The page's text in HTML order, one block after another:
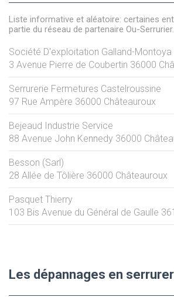
Liste informative et aléatoire: certaines
partie du réseau de partenaire Ou-
Société D'exploitation Galland-Montoya
3 Avenue Pierre de Coubertin 36000
Serrurerie Fermetures Castelroussine
97 Rue Ampère 36000 Châteauroux
Bejeaud Industrie Service
88 Avenue John Kennedy 36000
Besson (Sarl)
28 Allée de Tôlière 36000 Châteauroux
Pasquet Thierry
103 Bis Avenue du Général de Gaulle
Les dépannages en